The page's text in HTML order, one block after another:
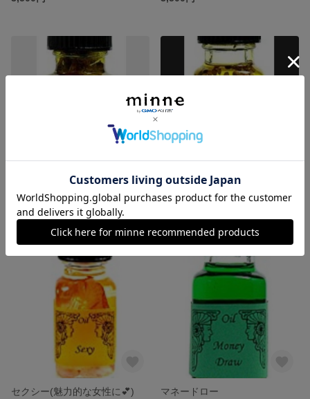
オーラクレンズ(浄化·心と身体をクリーンに)
3,500円
3,500円
セクシー(魅力的な女性に💕)
マネードロー